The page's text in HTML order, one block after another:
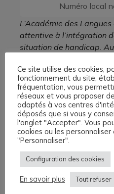
Numéro local
L’Académie des
attentive à l’intégration
situation de handicap.
formation, contactez-
alors les possibilités
les meilleures
Léonie
Nom
Prénom
Numéro de téléphone
Ce site utilise des cookies,
fonctionnement du site,
fréquentation, vous
réseaux et vous proposer
adaptés à vos centres
déposés que si vous y
l'onglet "Accepter". Vous
cookies ou les
"Personnaliser".
Configuration des cookies
En savoir plus Tout refuser